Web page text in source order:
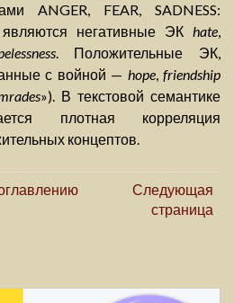
ANGER, FEAR, SADNESS:
негативные ЭК hate,
. Положительные ЭК,
с войной — hope, friendship
»). В текстовой семантике
плотная корреляция
концептов.
Следующая
страница